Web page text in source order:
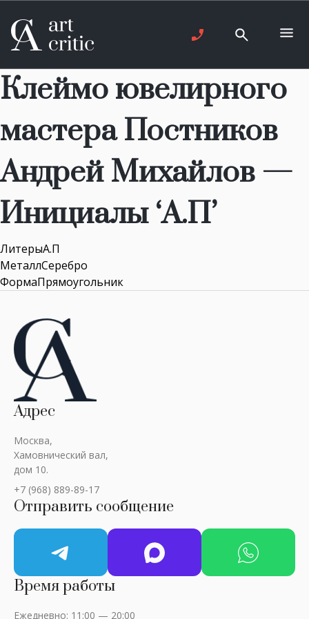
Клеймо ювелирного
мастера Постников
Андрей Михайлов —
Инициалы ‘А.П’
ЛитерыА.П
МеталлСеребро
ФормаПрямоугольник
Адрес
Москва,
Хамовнический вал,
дом 10.
+7 (968) 889-89-17
Отправить сообщение
Время работы
Ежедневно: 11:00 — 20:00